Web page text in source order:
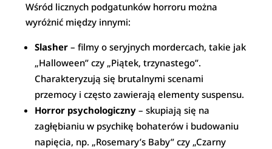
Wśród licznych podgatunków horroru można
wyróżnić między innymi:
Slasher – filmy o seryjnych mordercach, takie jak
„Halloween” czy „Piątek, trzynastego”.
Charakteryzują się brutalnymi scenami
przemocy i często zawierają elementy suspensu.
Horror psychologiczny – skupiają się na
zagłębianiu w psychikę bohaterów i budowaniu
napięcia, np. „Rosemary’s Baby” czy „Czarny